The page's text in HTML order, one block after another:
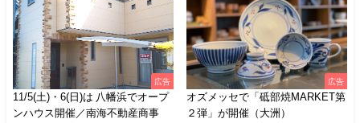
広告
11/5(土)・6(日)は 八幡浜でオープ
ンハウス開催／南海不動産商事
広告
オズメッセで「砥部焼MARKET第
２弾」が開催（大洲）